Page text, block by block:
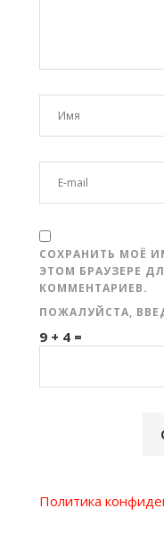
СОХРАНИТЬ МОЁ
ЭТОМ БРАУЗЕРЕ
КОММЕНТАРИЕВ.
ПОЖАЛУЙСТА,
9 + 4 =
Политика